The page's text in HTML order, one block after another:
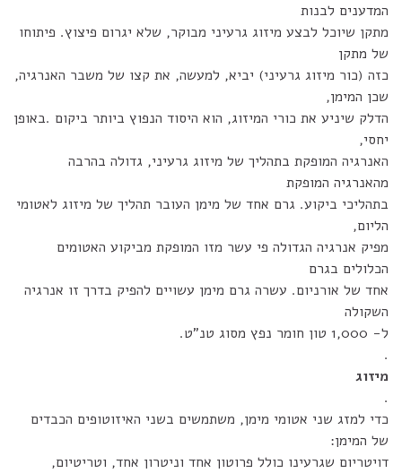
המדענים לבנות
מתקן שיוכל לבצע מיזוג גרעיני מבוקר, שלא יגרום פיצוץ. פיתוחו
של מתקן
כזה (כור מיזוג גרעיני) יביא, למעשה, את קצו של משבר האנרגיה,
שכן המימן,
הדלק שיניע את כורי המיזוג, הוא היסוד הנפוץ ביותר ביקום .באופן
יחסי,
האנרגיה המופקת בתהליך של מיזוג גרעיני, גדולה בהרבה
מהאנרגיה המופקת
בתהליכי ביקוע. גרם אחד של מימן העובר תהליך של מיזוג לאטומי
הליום,
מפיק אנרגיה הגדולה פי עשר מזו המופקת מביקוע האטומים
הכלולים בגרם
אחד של אורניום. עשרה גרם מימן עשויים להפיק בדרך זו אנרגיה
השקולה
ל- 1,000 טון חומר נפץ מסוג טנ"ט.
.
מיזוג
.
כדי למזג שני אטומי מימן, משתמשים בשני האיזוטופים הכבדים
של המימן:
דויטריום שגרעינו כולל פרוטון אחד וניטרון אחד, וטריטיום,